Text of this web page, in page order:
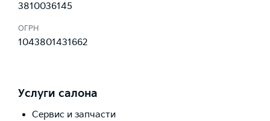
3810036145
ОГРН
1043801431662
Услуги салона
Сервис и запчасти